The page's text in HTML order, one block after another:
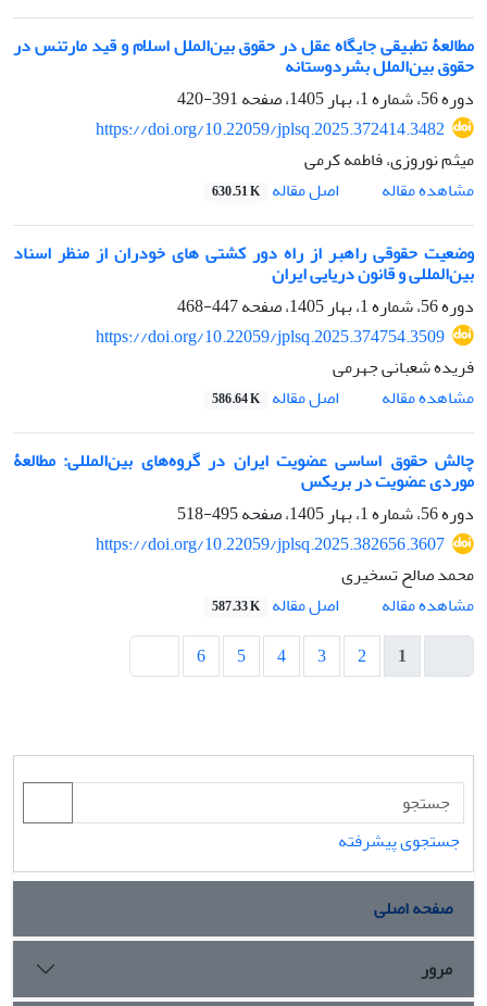
مطالعۀ تطبیقی جایگاه عقل در حقوق بین‌الملل اسلام و قید مارتنس در
حقوق بین‌الملل بشردوستانه
دوره 56، شماره 1، بهار 1405، صفحه
391-420
https://doi.org/10.22059/jplsq.2025.372414.3482
میثم نوروزی، فاطمه کرمی
مشاهده مقاله
اصل مقاله 630.51 K
وضعیت حقوقی راهبر از راه دور کشتی‏ های خودران از منظر اسناد
بین‌المللی و قانون دریایی ایران
دوره 56، شماره 1، بهار 1405، صفحه
447-468
https://doi.org/10.22059/jplsq.2025.374754.3509
فریده شعبانی جهرمی
مشاهده مقاله
اصل مقاله 586.64 K
چالش حقوق‌ اساسی عضویت ایران در گروه‌های بین‌المللی: مطالعۀ
موردی عضویت در بریکس
دوره 56، شماره 1، بهار 1405، صفحه
495-518
https://doi.org/10.22059/jplsq.2025.382656.3607
محمد صالح تسخیری
مشاهده مقاله
اصل مقاله 587.33 K
1
2
3
4
5
6
جستجوی پیشرفته
صفحه اصلی
مرور